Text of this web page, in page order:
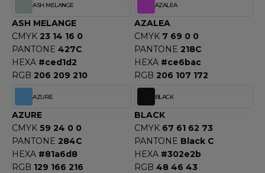
GEN
MORNING STUDIOS
ASH MELANGE
ASH MELANGE
CMYK 23 14 16 0
PANTONE 427C
HEXA #ced1d2
RGB 206 209 210
AZALEA
AZALEA
CMYK 7 69 0 0
PANTONE 218C
HEXA #ce6bac
RGB 206 107 172
AZURE
AZURE
CMYK 59 24 0 0
PANTONE 284C
HEXA #81a6d8
RGB 129 166 216
BLACK
BLACK
CMYK 67 61 62 73
PANTONE Black C
HEXA #302e2b
RGB 48 46 43